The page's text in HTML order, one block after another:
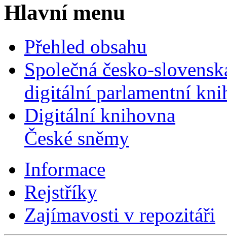
Hlavní menu
Přehled obsahu
Společná česko-
digitální parlamentní
Digitální knihovna
České sněmy
Informace
Rejstříky
Zajímavosti v repozitáři